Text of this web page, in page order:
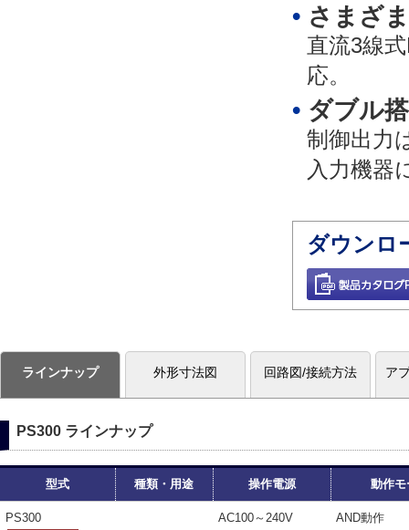
さまざ
直流3線
応。
ダブル
制御出力
入力機器
ダウンロ
ラインナップ 外形寸法図 回路図/接続方法 ア
PS300 ラインナップ
型式 種類・用途 操作電源 動作
PS300 AC100～240V
AND動作